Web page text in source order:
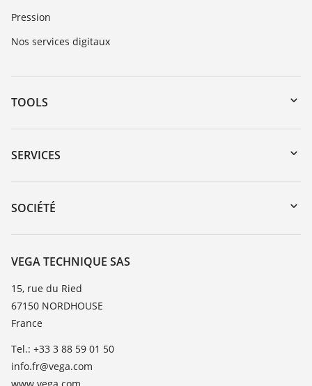
Pression
Nos services digitaux
TOOLS
Téléchargements
Recherche par numéro de série
DTM Collection/PACTware
SERVICES
Retour d'appareil
Formations
Liste de compatibilité chimique
TeamViewer
SOCIÉTÉ
Carrière
À propos de VEGA
Contact
News
Presse
Blog
VEGA TECHNIQUE SAS
15, rue du Ried
67150 NORDHOUSE
France
Tel.: +33 3 88 59 01 50
info.fr@vega.com